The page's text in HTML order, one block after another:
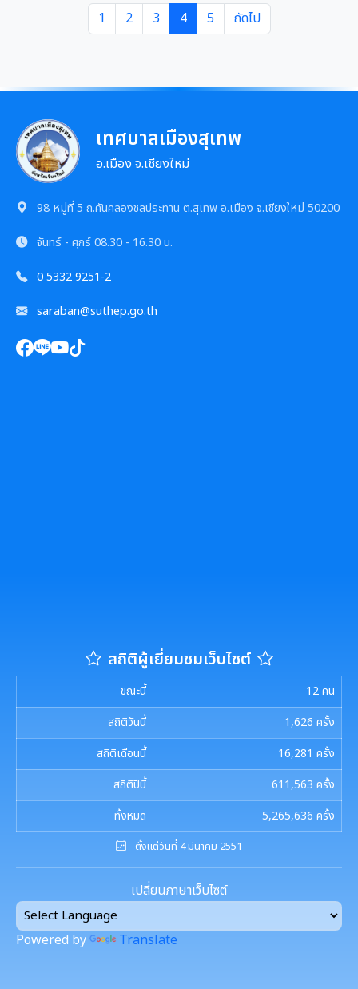
1 2 3 4 5 ถัดไป
เทศบาลเมืองสุเทพ
อ.เมือง จ.เชียงใหม่
98 หมู่ที่ 5 ถ.คันคลองชลประทาน ต.สุเทพ อ.เมือง จ.เชียงใหม่ 50200
จันทร์ - ศุกร์08.30 - 16.30 น.
0 5332 9251-2
saraban@suthep.go.th
สถิติผู้เยี่ยมชมเว็บไซต์
ขณะนี้ 12คน
สถิติวันนี้
1,626 ครั้ง
สถิติเดือนนี้
16,281 ครั้ง
สถิติปีนี้
611,563 ครั้ง
ทั้งหมด
5,265,636 ครั้ง
ตั้งแต่วันที่ 4 มีนาคม 2551
เปลี่ยนภาษาเว็บไซต์
Powered by Translate